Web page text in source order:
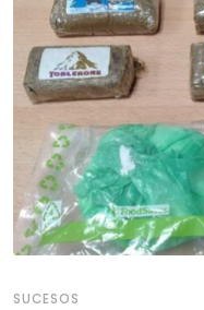
SUCESOS